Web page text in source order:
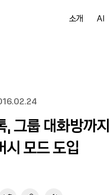
소개 AI
, 그룹 대화방까지
시 모드 도입